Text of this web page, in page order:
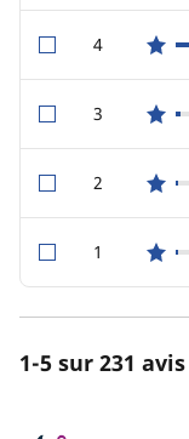
4star reviews
3star reviews
2star reviews
1star reviews
1-5 sur 231 avis